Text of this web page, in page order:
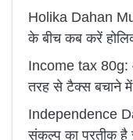
Holika Dahan
के बीच कब करें
Income tax
तरह से टैक्स बचाने
Independence
संकल्प का प्रतीक है